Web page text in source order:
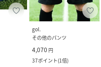
gol.
その他のパンツ
4,070 円
37ポイント(1倍)